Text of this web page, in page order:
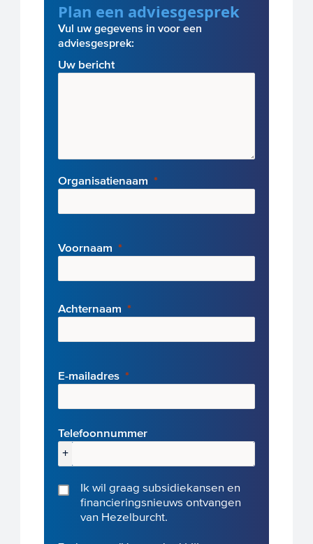
Plan een adviesgesprek
Vul uw gegevens in voor een
adviesgesprek:
Uw bericht
Organisatienaam
Voornaam
Achternaam
E-mailadres
Telefoonnummer
+
Ik wil graag subsidiekansen en
financieringsnieuws ontvangen
van Hezelburcht.